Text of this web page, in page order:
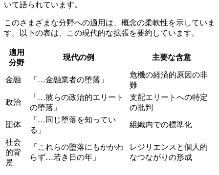
いて語られています。
このさまざまな分野への適用は、概念の柔軟性を示していま
す。以下の表は、この現代的な拡張を要約しています。
適用
分野
現代の例 主要な含意
金融 「…金融業者の堕落」
危機の経済的原因の非
難
政治
「…彼らの政治的エリート
の堕落」
支配エリートへの特定
の批判
団体
「…同じ堕落を知ってい
る」
組織内での標準化
社会
的背
景
「これらの堕落にもかかわ
らず…若き日の年」
レジリエンスと個人的
なつながりの形成